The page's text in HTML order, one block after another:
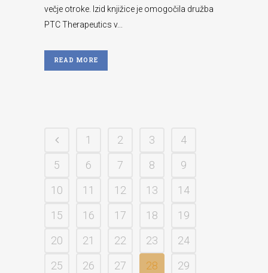
večje otroke. Izid knjižice je omogočila družba
PTC Therapeutics v...
READ MORE
1 2 3
4
5
6 7 8
9
10
11 12 13
14
15
16 17 18
19
20
21 22 23
24
25
26 27 28
29